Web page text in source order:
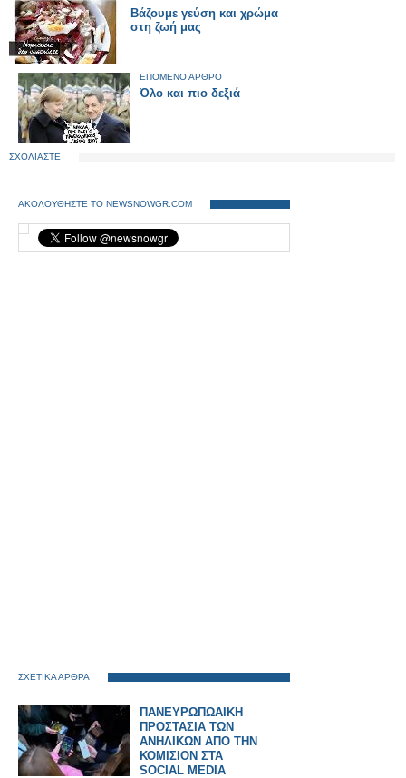
Βάζουμε γεύση και χρώμα
στη ζωή μας
ΕΠΟΜΕΝΟ ΑΡΘΡΟ
Όλο και πιο δεξιά
ΣΧΟΛΙΑΣΤΕ
ΑΚΟΛΟΥΘΗΣΤΕ ΤΟ NEWSNOWGR.COM
ΣΧΕΤΙΚΑ ΑΡΘΡΑ
ΠΑΝΕΥΡΩΠΩΑΙΚΗ
ΠΡΟΣΤΑΣΙΑ ΤΩΝ
ΑΝΗΛΙΚΩΝ ΑΠΟ ΤΗΝ
ΚΟΜΙΣΙΟΝ ΣΤΑ
SOCIAL MEDIA